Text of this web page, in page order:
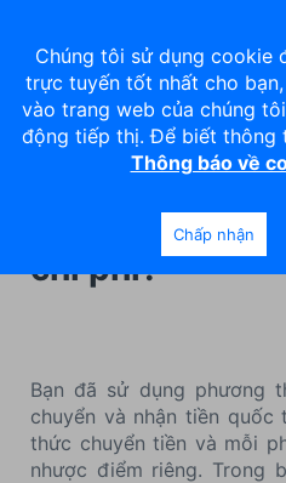
Làm thế nào
thức chuyển
chi phí?
Bạn đã sử dụng phương
chuyển và nhận tiền quốc
thức chuyển tiền và mỗi
nhược điểm riêng. Trong
Chúng tôi sử dụng cookie
trực tuyến tốt nhất cho
vào trang web của chúng
động tiếp thị. Để biết thông
Thông báo về
Chấp nhận